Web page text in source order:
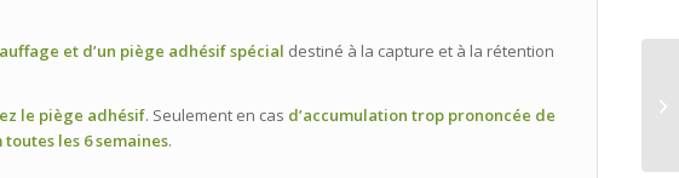
et d’un piège adhésif spécial destiné à la capture et à la rétention
le piège adhésif. Seulement en cas d’accumulation trop prononcée de
les 6 semaines.